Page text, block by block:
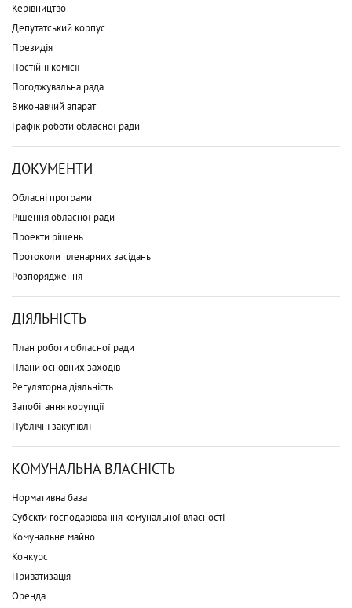
Керівництво
Депутатський корпус
Президія
Постійні комісії
Погоджувальна рада
Виконавчий апарат
Графік роботи обласної ради
ДОКУМЕНТИ
Обласні програми
Рішення обласної ради
Проекти рішень
Протоколи пленарних засідань
Розпорядження
ДІЯЛЬНІСТЬ
План роботи обласної ради
Плани основних заходів
Регуляторна діяльність
Запобігання корупції
Публічні закупівлі
КОМУНАЛЬНА ВЛАСНІСТЬ
Нормативна база
Суб'єкти господарювання комунальної власності
Комунальне майно
Конкурс
Приватизація
Оренда